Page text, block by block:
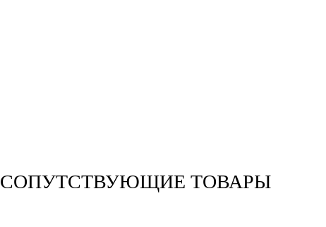
СОПУТСТВУЮЩИЕ ТОВАРЫ